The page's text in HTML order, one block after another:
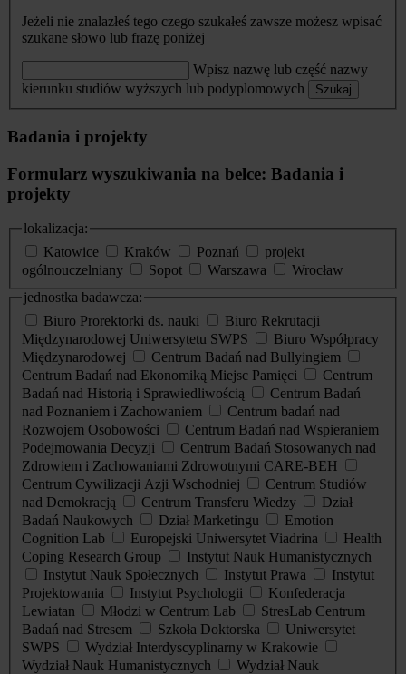
Jeżeli nie znalazłeś tego czego szukałeś zawsze możesz wpisać
szukane słowo lub frazę poniżej
Wpisz nazwę lub część nazwy
kierunku studiów wyższych lub podyplomowych
Szukaj
Badania i projekty
Formularz wyszukiwania na belce: Badania i
projekty
lokalizacja:
Katowice
Kraków Poznań
projekt
ogólnouczelniany
Sopot Warszawa
Wrocław
jednostka badawcza:
Biuro Prorektorki ds. nauki
Biuro Rekrutacji
Międzynarodowej Uniwersytetu SWPS
Biuro Współpracy
Międzynarodowej
Centrum Badań nad Bullyingiem
Centrum Badań nad Ekonomiką Miejsc Pamięci
Centrum
Badań nad Historią i Sprawiedliwością
Centrum Badań
nad Poznaniem i Zachowaniem
Centrum badań nad
Rozwojem Osobowości
Centrum Badań nad Wspieraniem
Podejmowania Decyzji
Centrum Badań Stosowanych nad
Zdrowiem i Zachowaniami Zdrowotnymi CARE-BEH
Centrum Cywilizacji Azji Wschodniej
Centrum Studiów
nad Demokracją
Centrum Transferu Wiedzy
Dział
Badań Naukowych
Dział Marketingu
Emotion
Cognition Lab
Europejski Uniwersytet Viadrina
Health
Coping Research Group
Instytut Nauk Humanistycznych
Instytut Nauk Społecznych
Instytut Prawa
Instytut
Projektowania
Instytut Psychologii
Konfederacja
Lewiatan
Młodzi w Centrum Lab
StresLab Centrum
Badań nad Stresem
Szkoła Doktorska
Uniwersytet
SWPS
Wydział Interdyscyplinarny w Krakowie
Wydział Nauk Humanistycznych
Wydział Nauk